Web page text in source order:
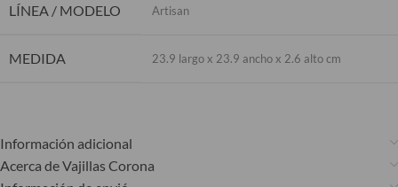
LÍNEA / MODELO Artisan
MEDIDA 23.9 largo x 23.9 ancho x 2.6 alto cm
Información adicional
Acerca de Vajillas Corona